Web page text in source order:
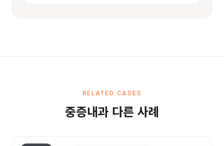
RELATED CASES
중증내과 다른 사례